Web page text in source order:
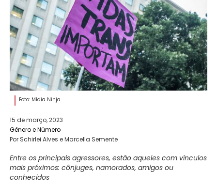
Foto: Mídia Ninja
15 de março, 2023
Gênero e Número
Por Schirlei Alves e Marcella Semente
Entre os principais agressores, estão aqueles com vínculos
mais próximos: cônjuges, namorados, amigos ou
conhecidos